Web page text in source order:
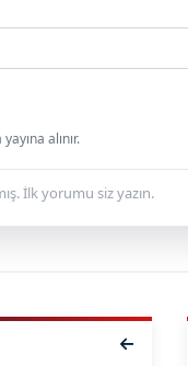
alınır.
İlk yorumu siz yazın.